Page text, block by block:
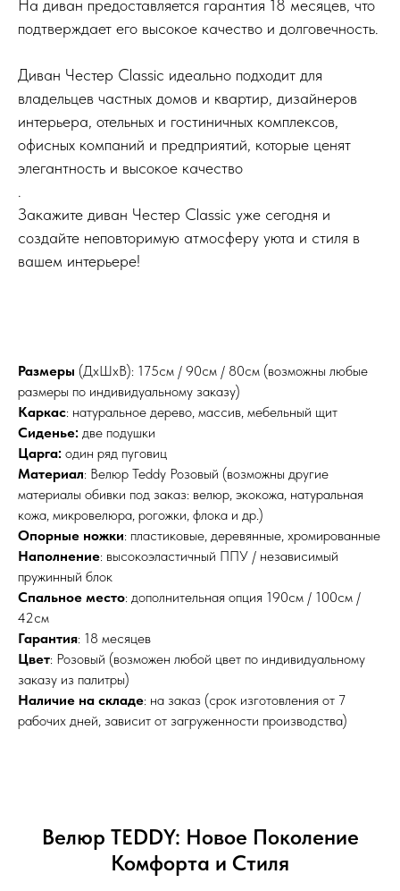
На диван предоставляется гарантия 18 месяцев, что
подтверждает его высокое качество и долговечность.
Диван Честер Classic идеально подходит для
владельцев частных домов и квартир, дизайнеров
интерьера, отельных и гостиничных комплексов,
офисных компаний и предприятий, которые ценят
элегантность и высокое качество
Закажите диван Честер Classic уже сегодня и
создайте неповторимую атмосферу уюта и стиля в
вашем интерьере!
Размеры (ДхШхВ): 175см / 90см / 80см (возможны любые
размеры по индивидуальному заказу)
Каркас: натуральное дерево, массив, мебельный щит
Сиденье: две подушки
Царга: один ряд пуговиц
Материал: Велюр Teddy Розовый (возможны другие
материалы обивки под заказ: велюр, экокожа, натуральная
кожа, микровелюра, рогожки, флока и др.)
Опорные ножки: пластиковые, деревянные, хромированные
Наполнение: высокоэластичный ППУ / независимый
пружинный блок
Спальное место: дополнительная опция 190см / 100см /
42см
Гарантия: 18 месяцев
Цвет: Розовый (возможен любой цвет по индивидуальному
заказу из палитры)
Наличие на складе: на заказ (срок изготовления от 7
рабочих дней, зависит от загруженности производства)
Велюр TEDDY: Новое Поколение
Комфорта и Стиля